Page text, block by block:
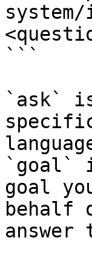
```
`ask`
`goal`
goal
behalf